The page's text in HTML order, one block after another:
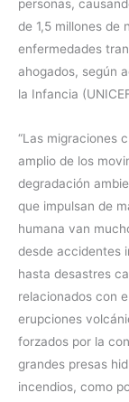
personas,
de 1,5 millones de
enfermedades
ahogados, según
la Infancia
“Las migraciones
amplio de los
degradación
que impulsan de
humana van
desde accidentes
hasta desastres
relacionados con
erupciones
forzados por la
grandes presas
incendios, como